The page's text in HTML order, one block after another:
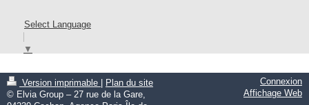
Select Language
▼
Version imprimable
Plan du site
© Elvia Group – 27 rue de la Gare,
Connexion
Affichage Web